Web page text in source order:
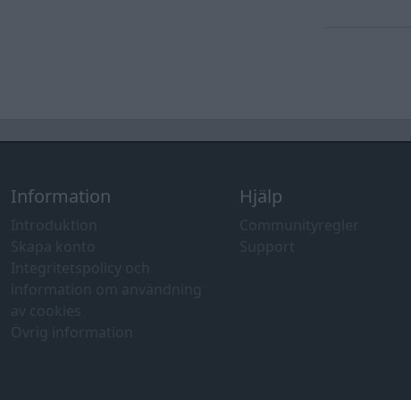
Information Hjälp